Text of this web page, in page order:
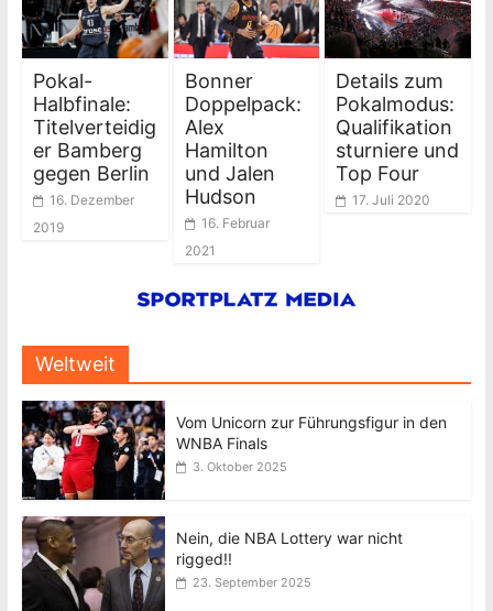
Pokal-
Halbfinale:
Titelverteidig
er Bamberg
gegen Berlin
16. Dezember
2019
Bonner
Doppelpack:
Alex
Hamilton
und Jalen
Hudson
16. Februar
2021
Details zum
Pokalmodus:
Qualifikation
sturniere und
Top Four
17. Juli 2020
Weltweit
Vom Unicorn zur Führungsfigur in den
WNBA Finals
3. Oktober 2025
Nein, die NBA Lottery war nicht
rigged!!
23. September 2025